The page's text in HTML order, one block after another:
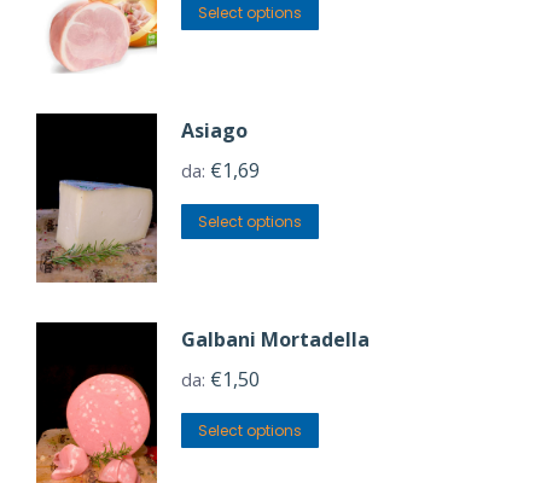
Select options
Asiago
da: €1,69
Select options
Galbani Mortadella
da: €1,50
Select options